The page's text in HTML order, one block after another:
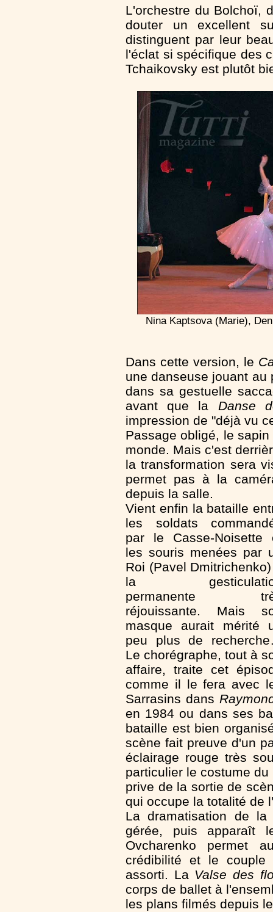
L'orchestre du Bolchoï,
douter un excellent
distinguent par leur
l'éclat si spécifique des
Tchaikovsky est plutôt
Nina Kaptsova (Marie),
Dans cette version, le
une danseuse jouant au
dans sa gestuelle
avant que la Danse
impression de "déjà vu
Passage obligé, le
monde. Mais c'est
la transformation sera
permet pas à la
depuis la salle.
Vient enfin la bataille
les soldats
par le Casse-Noisette
les souris menées par
Roi (Pavel
la
permanente
réjouissante. Mais
masque aurait mérité
peu plus de
Le chorégraphe, tout à
affaire, traite cet
comme il le fera avec
Sarrasins dans
en 1984 ou dans ses
bataille est bien
scène fait preuve d'un
éclairage rouge très
particulier le costume
prive de la sortie de
qui occupe la totalité de
La dramatisation de
gérée, puis apparaît
Ovcharenko permet
crédibilité et le couple
assorti. La Valse des
corps de ballet à
les plans filmés depuis